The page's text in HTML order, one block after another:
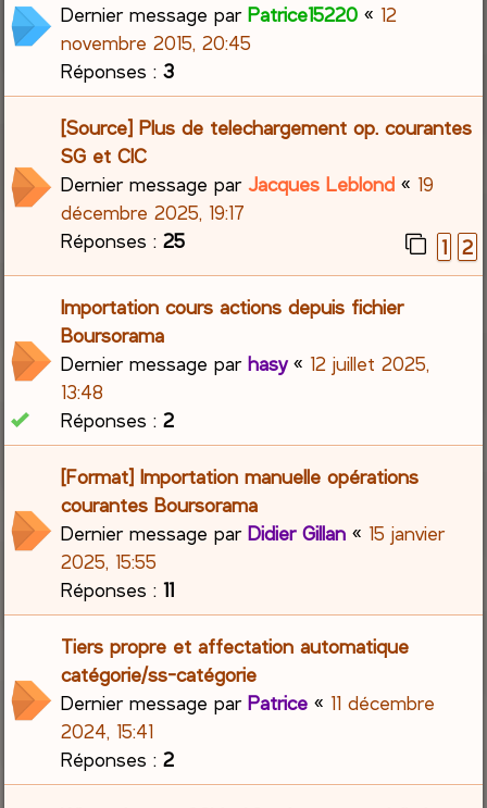
Dernier message parPatrice15220 « 12
novembre 2015, 20:45
Réponses :3
[Source] Plus de telechargement op. courantes
SG et CIC
Dernier message parJacques Leblond « 19
décembre 2025, 19:17
Réponses :25 1 2
Importation cours actions depuis fichier
Boursorama
Dernier message parhasy« 12 juillet 2025,
13:48
Réponses :2
[Format] Importation manuelle opérations
courantes Boursorama
Dernier message parDidier Gillan « 15 janvier
2025, 15:55
Réponses :11
Tiers propre et affectation automatique
catégorie/ss-catégorie
Dernier message parPatrice « 11 décembre
2024, 15:41
Réponses :2